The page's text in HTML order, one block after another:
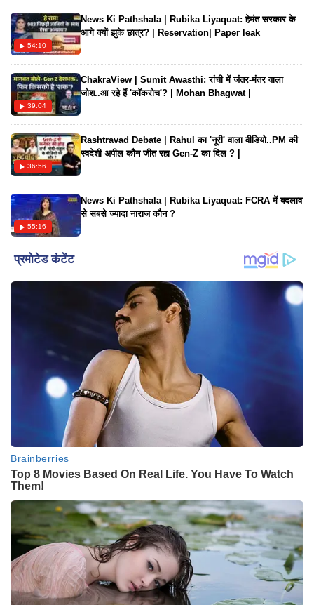
54:10
News Ki Pathshala | Rubika Liyaquat: हेमंत सरकार के
आगे क्यों झुके छात्र? | Reservation| Paper leak
39:04
ChakraView | Sumit Awasthi: रांची में जंतर-मंतर वाला
जोश..आ रहे हैं 'कॉकरोच'? | Mohan Bhagwat |
36:56
Rashtravad Debate | Rahul का 'नूरी' वाला वीडियो..PM की
स्वदेशी अपील कौन जीत रहा Gen-Z का दिल ? |
55:16
News Ki Pathshala | Rubika Liyaquat: FCRA में बदलाव
से सबसे ज्यादा नाराज कौन ?